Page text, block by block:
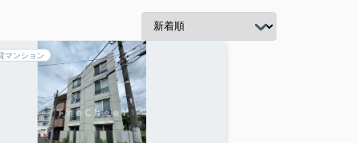
マンション